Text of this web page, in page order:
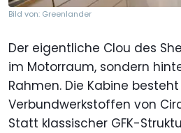
Bild von: Greenlander
Der eigentliche Clou des
im Motorraum, sondern
Rahmen. Die Kabine
Verbundwerkstoffen von
Statt klassischer GFK-